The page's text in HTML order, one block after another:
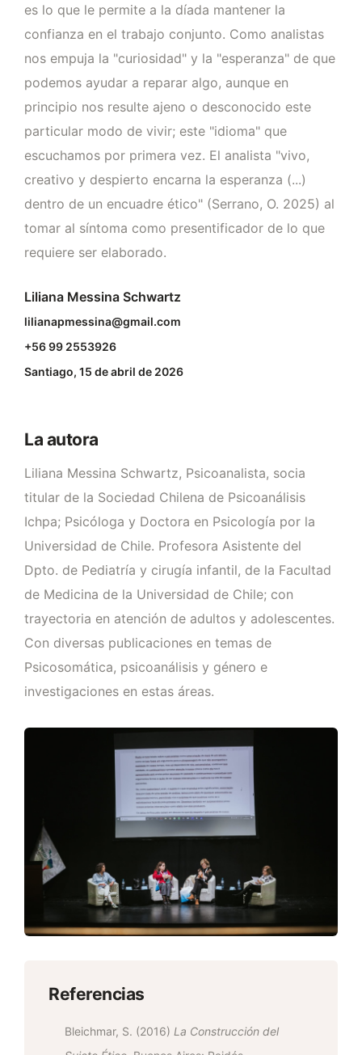
es lo que le permite a la díada mantener la
confianza en el trabajo conjunto. Como analistas
nos empuja la "curiosidad" y la "esperanza" de que
podemos ayudar a reparar algo, aunque en
principio nos resulte ajeno o desconocido este
particular modo de vivir; este "idioma" que
escuchamos por primera vez. El analista "vivo,
creativo y despierto encarna la esperanza (...)
dentro de un encuadre ético" (Serrano, O. 2025) al
tomar al síntoma como presentificador de lo que
requiere ser elaborado.
Liliana Messina Schwartz
lilianapmessina@gmail.com
+56 99 2553926
Santiago, 15 de abril de 2026
La autora
Liliana Messina Schwartz, Psicoanalista, socia
titular de la Sociedad Chilena de Psicoanálisis
Ichpa; Psicóloga y Doctora en Psicología por la
Universidad de Chile. Profesora Asistente del
Dpto. de Pediatría y cirugía infantil, de la Facultad
de Medicina de la Universidad de Chile; con
trayectoria en atención de adultos y adolescentes.
Con diversas publicaciones en temas de
Psicosomática, psicoanálisis y género e
investigaciones en estas áreas.
Referencias
Bleichmar, S. (2016) La Construcción del